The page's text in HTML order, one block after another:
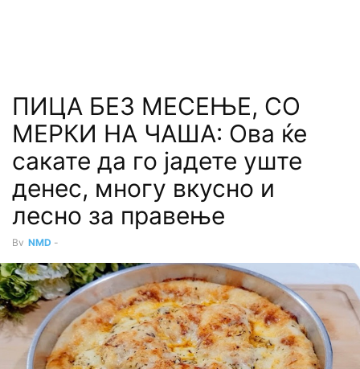
ПИЦА БЕЗ МЕСЕЊЕ, СО
МЕРКИ НА ЧАША: Ова ќе
сакате да го јадете уште
денес, многу вкусно и
лесно за правење
By NMD -